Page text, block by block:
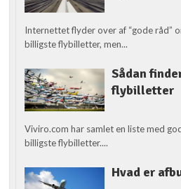
Internettet flyder over af “gode råd”
billigste flybilletter, men...
Sådan
flybilletter
Viviro.com har samlet en liste med
billigste flybilletter....
Hvad er